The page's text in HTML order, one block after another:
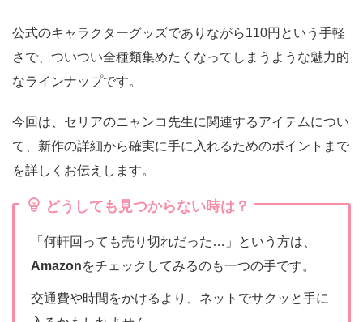
公式のキャラクターグッズでありながら110円という手軽
さで、ついつい全種類集めたくなってしまうような魅力的
なラインナップです。
今回は、セリアのニャンコ先生に関連するアイテムについ
て、新作の詳細から確実に手に入れるためのポイントまで
を詳しくお伝えします。
どうしても見つからない時は？
「何軒回っても売り切れだった…」という方は、
Amazonをチェックしてみるのも一つの手です。
交通費や時間をかけるより、ネットでサクッと手に